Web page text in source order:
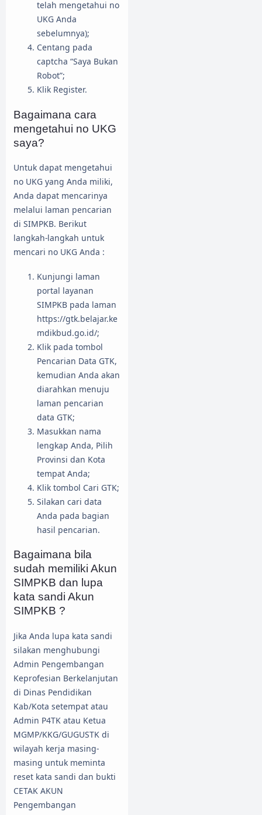
telah mengetahui no
UKG Anda
sebelumnya);
Centang pada
captcha “Saya Bukan
Robot”;
Klik Register.
Bagaimana cara
mengetahui no UKG
saya?
Untuk dapat mengetahui
no UKG yang Anda miliki,
Anda dapat mencarinya
melalui laman pencarian
di SIMPKB. Berikut
langkah-langkah untuk
mencari no UKG Anda :
Kunjungi laman
portal layanan
SIMPKB pada laman
https://gtk.belajar.ke
mdikbud.go.id/;
Klik pada tombol
Pencarian Data GTK,
kemudian Anda akan
diarahkan menuju
laman pencarian
data GTK;
Masukkan nama
lengkap Anda, Pilih
Provinsi dan Kota
tempat Anda;
Klik tombol Cari GTK;
Silakan cari data
Anda pada bagian
hasil pencarian.
Bagaimana bila
sudah memiliki Akun
SIMPKB dan lupa
kata sandi Akun
SIMPKB ?
Jika Anda lupa kata sandi
silakan menghubungi
Admin Pengembangan
Keprofesian Berkelanjutan
di Dinas Pendidikan
Kab/Kota setempat atau
Admin P4TK atau Ketua
MGMP/KKG/GUGUSTK di
wilayah kerja masing-
masing untuk meminta
reset kata sandi dan bukti
CETAK AKUN
Pengembangan